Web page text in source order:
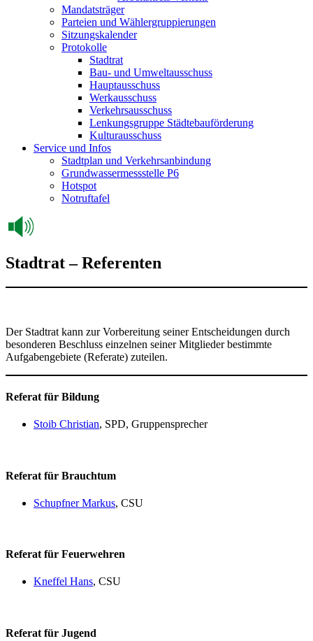
Mandatsträger
Parteien und Wählergruppierungen
Sitzungskalender
Protokolle
Stadtrat
Bau- und Umweltausschuss
Hauptausschuss
Werkausschuss
Verkehrsausschuss
Lenkungsgruppe Städtebauförderung
Kulturausschuss
Service und Infos
Stadtplan und Verkehrsanbindung
Grundwassermessstelle P6
Hotspot
Notruftafel
Stadtrat – Referenten
Der Stadtrat kann zur Vorbereitung seiner Entscheidungen durch
besonderen Beschluss einzelnen seiner Mitglieder bestimmte
Aufgabengebiete (Referate) zuteilen.
Referat für Bildung
Stoib Christian, SPD, Gruppensprecher
Referat für Brauchtum
Schupfner Markus, CSU
Referat für Feuerwehren
Kneffel Hans, CSU
Referat für Jugend